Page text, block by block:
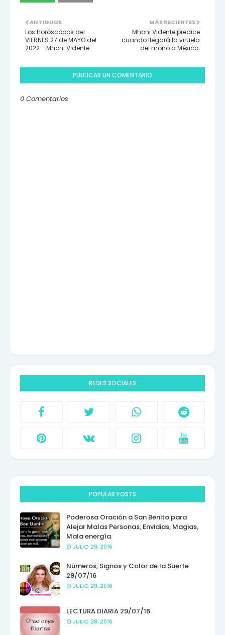
MÁS RECIENTES
Mhoni Vidente predice
cuando llegará la viruela
del mono a México.
ANTIGUOS
Los Horóscopos del
VIERNES 27 de MAYO del
2022 - Mhoni Vidente
PUBLICAR UN COMENTARIO
0 Comentarios
REDES SOCIALES
POPULAR POSTS
Poderosa Oración a San Benito para
Alejar Malas Personas, Envidias, Magias,
Mala energía.
JULIO 29, 2016
Números, Signos y Color de la Suerte
29/07/16
JULIO 29, 2016
LECTURA DIARIA 29/07/16
JULIO 28, 2016